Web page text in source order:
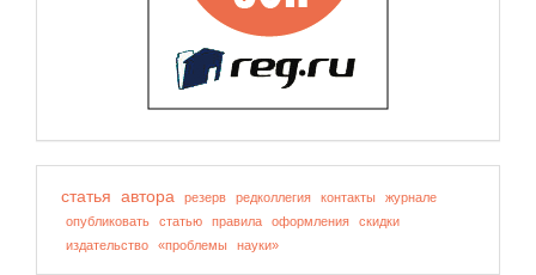
статья автора резерв редколлегия контакты
журнале
опубликовать
статью правила оформления
скидки
издательство
«проблемы науки»